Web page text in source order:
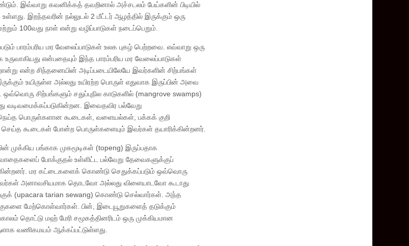
இவ்வாறு கவனிக்கத் தவறினால் அச்சடலம் பேய்களின் பிடியில்
இறந்தவரின் நல்லுடல் 2 மீட்டர் ஆழத்தில் இருக்கும் ஒரு
100வது நாள் என்று வழிப்பாடுகள் நடைப்பெறும்.
பாரம்பரிய மர வேலைப்பாடுகள் உலக புகழ் பெற்றவை. எவ்வாறு ஒரு
என்பதையும் இந்த பாரம்பரிய மர வேலைப்பாடுகள்
என்ற சிந்தனையின் அடிப்படையிலேயே இவர்களின் சிற்பங்கள்
உயிருள்ள அல்லது உயிரற்ற பொருள் எதுவாக இருப்பின் அவை
சிற்பங்களும் சதுப்புநில காடுகளில் (mangrove swamps)
வடிவமைக்கப்படுகின்றன. இவைதவிர பல்வேறு
பொருள்களான கூடைகள், வளையல்கள், பக்கக் குறி
கூடைகள் போன்ற பொருள்களையும் இவர்கள் தயாரிக்கின்றனர்.
முக்கிய பங்காக முகமூடிகள் (topeng) இருப்பதாக
போக்குதல் உள்ளிட்ட பல்வேறு தேவைகளுக்குப்
மர கட்டைகளைக் கொண்டு செதுக்கப்படும் ஒவ்வொரு
அனாவசியமாக தொடவோ அல்லது விளையாடவோ கூடாது
(upacara tarian sewang) கொண்டு செல்வார்கள். அந்த
மேற்கொள்வார்கள். பின், இடையூறுகளைத் தடுக்கும்
தொட்டு மஹ் மேரி சமூகத்தினரிடம் ஒரு முக்கியமான
வணிகமயம் ஆக்கப்பட்டுள்ளது.